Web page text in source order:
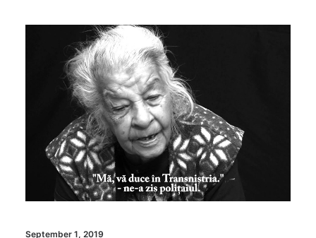
September 1, 2019